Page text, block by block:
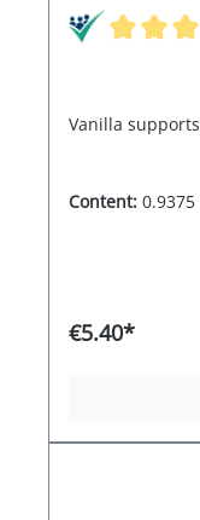
Vanilla
Content: 0.9375
€5.40*